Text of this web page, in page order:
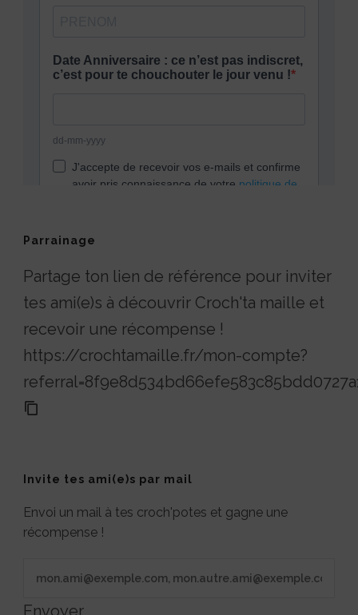
Parrainage
Partage ton lien de référence pour inviter
tes ami(e)s à découvrir Croch'ta maille et
recevoir une récompense !
https://crochtamaille.fr/mon-compte?
Invite tes ami(e)s par mail
Envoi un mail à tes croch'potes et gagne une
récompense !